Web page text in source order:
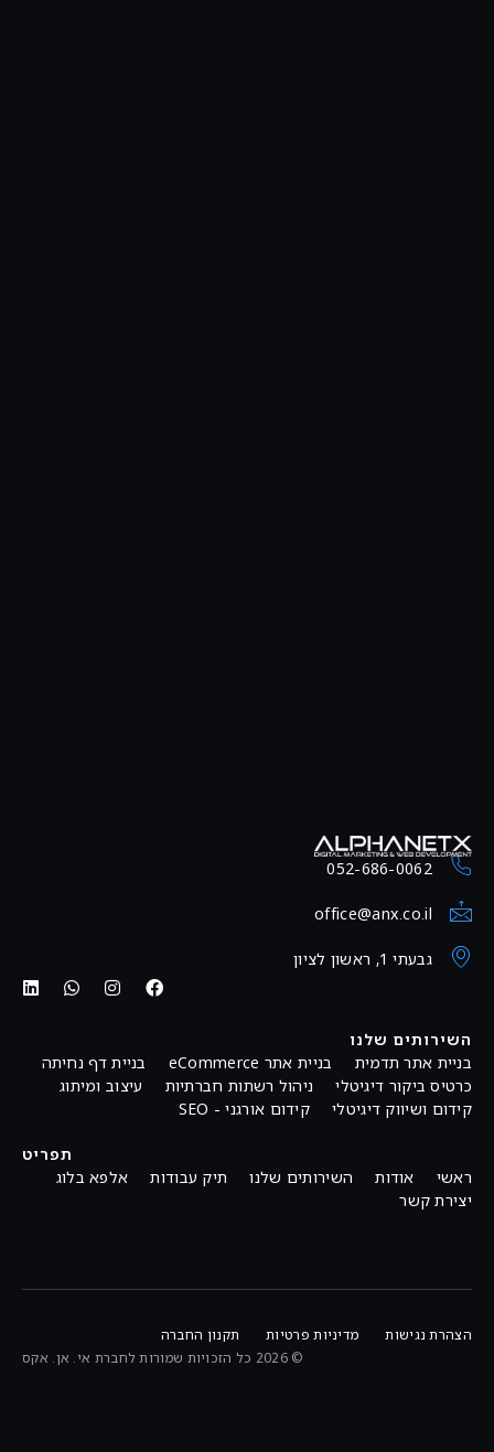
052-686-0062
office@anx.co.il
גבעתי 1, ראשון לציון
השירותים שלנו
בניית אתר תדמית
בניית אתר eCommerce
בניית דף נחיתה
כרטיס ביקור דיגיטלי
ניהול רשתות חברתיות
עיצוב ומיתוג
קידום ושיווק דיגיטלי
קידום אורגני - SEO
תפריט
ראשי
אודות השירותים שלנו תיק עבודות
אלפא בלוג
יצירת קשר
הצהרת נגישות מדיניות פרטיות
תקנון החברה
© 2026 כל הזכויות שמורות לחברת אי. אן. אקס